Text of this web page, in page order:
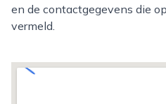
en de contactgegevens die
vermeld.